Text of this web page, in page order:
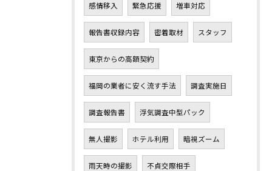
感情移入 緊急応援 増車対応
報告書収録内容 密着取材 スタッフ
東京からの高額契約
福岡の業者に安く流す手法 調査実施日
調査報告書 浮気調査中型パック
無人撮影 ホテル利用 暗視ズーム
雨天時の撮影 不貞交際相手